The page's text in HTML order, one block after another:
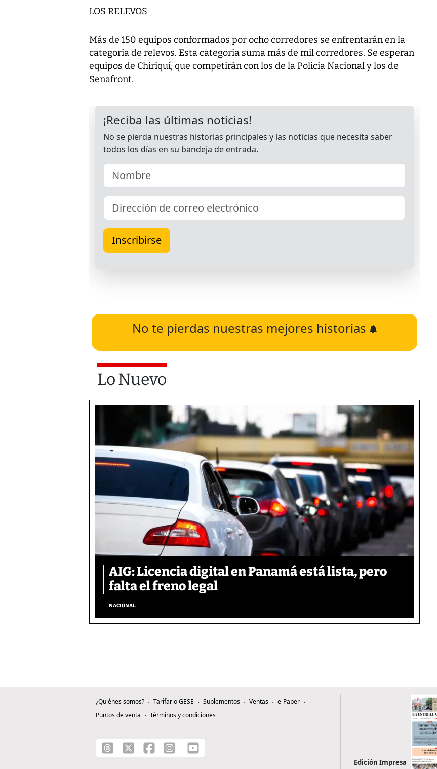
LOS RELEVOS
Más de 150 equipos conformados por ocho corredores se enfrentarán en la
categoría de relevos. Esta categoría suma más de mil corredores. Se esperan
equipos de Chiriquí, que competirán con los de la Policía Nacional y los de
Senafront.
No te pierdas nuestras mejores historias
Lo Nuevo
AIG: Licencia digital en Panamá está lista, pero
falta el freno legal
NACIONAL
¿Quiénes somos? Tarifario GESE Suplementos Ventas
e-Paper
Puntos de venta
Términos y condiciones
Edición Impresa